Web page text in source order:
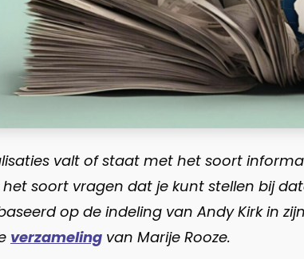
valt of staat met het soort
soort vragen dat je kunt stellen bij
op de indeling van Andy Kirk in
verzameling van Marije Rooze.